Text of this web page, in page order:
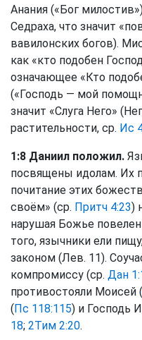
Анания («Бог
Седраха, что значит
вавилонских богов).
как «кто подобен
означающее «Кто
(«Господь — мой
значит «Слуга Него»
растительности, ср. Ис
1:8 Даниил положил.
посвящены идолам. Их
почитание этих
своём» (ср. Притч 4:23)
нарушая Божье
того, язычники ели
законом (Лев. 11).
компромиссу (ср. Дан
противостояли Моисей (
(Пс 118:115) и Господь
18; 2Тим 2:20.